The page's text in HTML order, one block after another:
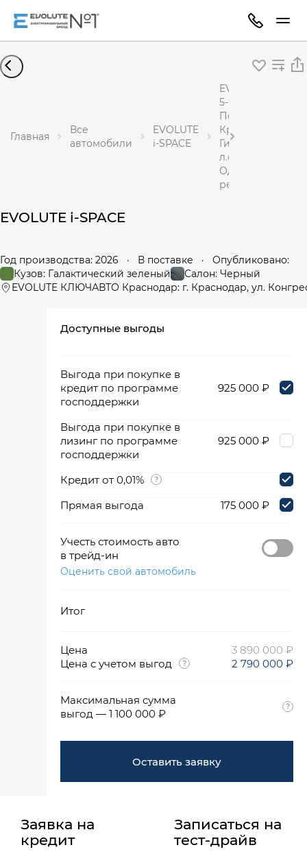
Главная
Все
автомобили
EVOLUTE
i-SPACE
EVOLUTE i-SPACE
5-местный
Полный привод
Кроссовер
Гибрид 1,5 л 367
л.с.
редуктор
EVOLUTE i-SPACE
Год производства: 2026 · В поставке ·
Опубликовано:
Кузов: Галактический зеленый
Салон: Черный
EVOLUTE КЛЮЧАВТО Краснодар: г. Краснодар, ул.
Доступные выгоды
Выгода при покупке в
кредит по программе
господдержки
925 000 ₽
Выгода при покупке в
лизинг по программе
господдержки
925 000 ₽
Кредит от 0,01%
Прямая выгода
175 000 ₽
Учесть стоимость авто
в трейд-ин
Оценить свой автомобиль
Итог
Цена
3 890 000 ₽
Цена с учетом выгод
2 790 000 ₽
Максимальная сумма
выгод — 1 100 000 ₽
Оставить заявку
Заявка на
кредит
Записаться на
тест-драйв